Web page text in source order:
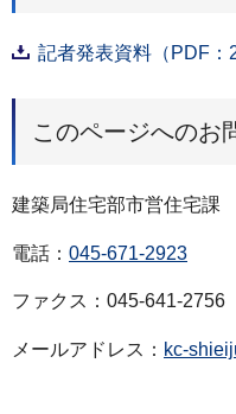
記者発表資料（PDF：
このページへのお
建築局住宅部市営住宅課
電話： 045-671-2923
ファクス：045-641-2756
メールアドレス： kc-